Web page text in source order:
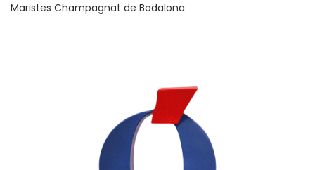
Maristes Champagnat de Badalona